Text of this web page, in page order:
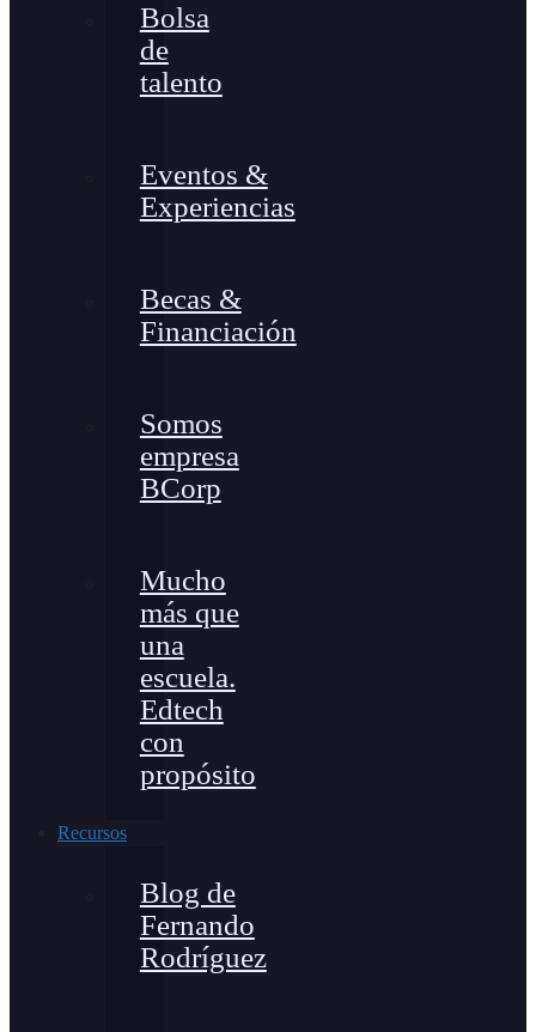
Bolsa
de
talento
Eventos &
Experiencias
Becas &
Financiación
Somos
empresa
BCorp
Mucho
más que
una
escuela.
Edtech
con
propósito
Recursos
Blog de
Fernando
Rodríguez